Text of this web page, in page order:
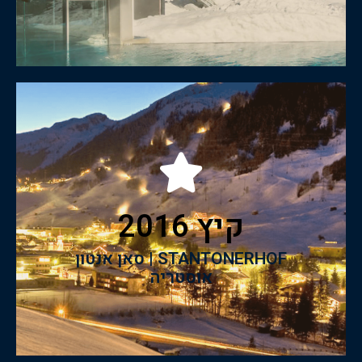
קיץ 2016
STANTONERHOF | סאן אנטון
אוסטריה
קיץ 2016
STANTONERHOF | סאן אנטון אוסטריה
לצפיה בקטלוג